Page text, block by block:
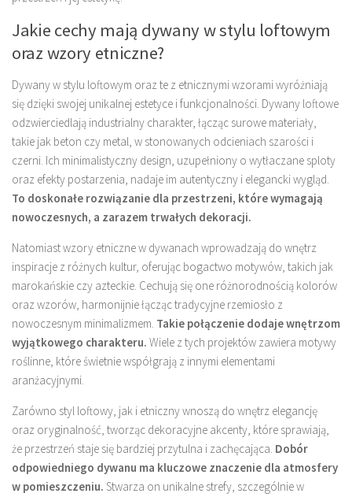
Jakie cechy mają dywany w stylu loftowym
oraz wzory etniczne?
Dywany w stylu loftowym oraz te z etnicznymi wzorami wyróżniają
się dzięki swojej unikalnej estetyce i funkcjonalności. Dywany loftowe
odzwierciedlają industrialny charakter, łącząc surowe materiały,
takie jak beton czy metal, w stonowanych odcieniach szarości i
czerni. Ich minimalistyczny design, uzupełniony o wytłaczane sploty
oraz efekty postarzenia, nadaje im autentyczny i elegancki wygląd.
To doskonałe rozwiązanie dla przestrzeni, które wymagają
nowoczesnych, a zarazem trwałych dekoracji.
Natomiast wzory etniczne w dywanach wprowadzają do wnętrz
inspiracje z różnych kultur, oferując bogactwo motywów, takich jak
marokańskie czy azteckie. Cechują się one różnorodnością kolorów
oraz wzorów, harmonijnie łącząc tradycyjne rzemiosło z
nowoczesnym minimalizmem. Takie połączenie dodaje wnętrzom
wyjątkowego charakteru. Wiele z tych projektów zawiera motywy
roślinne, które świetnie współgrają z innymi elementami
aranżacyjnymi.
Zarówno styl loftowy, jak i etniczny wnoszą do wnętrz elegancję
oraz oryginalność, tworząc dekoracyjne akcenty, które sprawiają,
że przestrzeń staje się bardziej przytulna i zachęcająca. Dobór
odpowiedniego dywanu ma kluczowe znaczenie dla atmosfery
w pomieszczeniu. Stwarza on unikalne strefy, szczególnie w